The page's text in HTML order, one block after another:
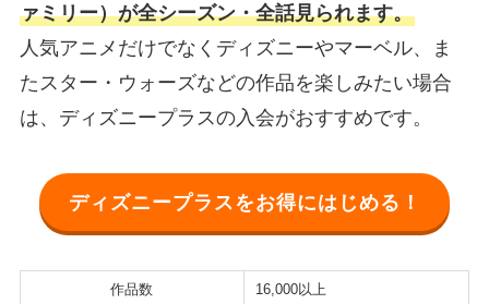
ァミリー）が全シーズン・全話見られます。
人気アニメだけでなくディズニーやマーベル、ま
たスター・ウォーズなどの作品を楽しみたい場合
は、ディズニープラスの入会がおすすめです。
ディズニープラスをお得にはじめる！
作品数 16,000以上